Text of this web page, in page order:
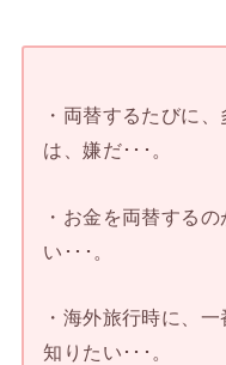
・両替するたびに
は、嫌だ･･･。
・お金を両替する
い･･･。
・海外旅行時に、
知りたい･･･。